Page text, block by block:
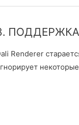
ПОДДЕРЖКА
Renderer